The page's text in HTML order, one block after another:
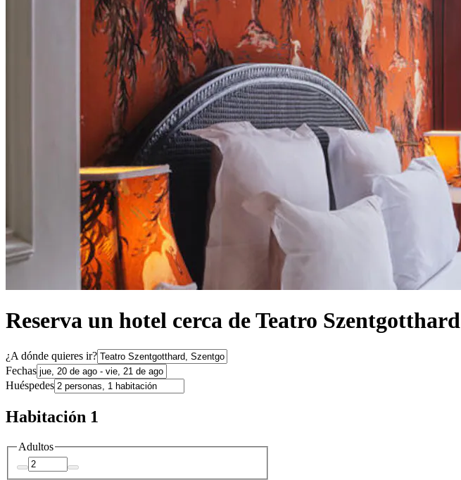
Reserva un hotel cerca de Teatro Szentgotthard
¿A dónde quieres ir?
Fechas
Huéspedes
Habitación 1
Adultos